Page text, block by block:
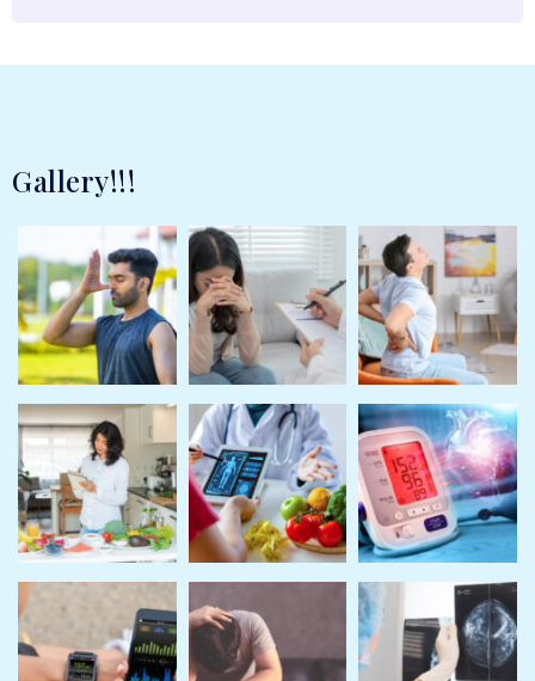
Gallery!!!